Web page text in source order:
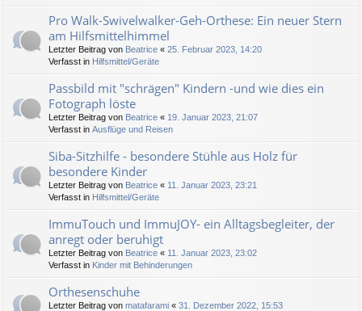
Pro Walk-Swivelwalker-Geh-Orthese: Ein neuer Stern
am Hilfsmittelhimmel
Letzter Beitrag von Beatrice « 25. Februar 2023, 14:20
Verfasst in Hilfsmittel/Geräte
Passbild mit "schrägen" Kindern -und wie dies ein
Fotograph löste
Letzter Beitrag von Beatrice « 19. Januar 2023, 21:07
Verfasst in Ausflüge und Reisen
Siba-Sitzhilfe - besondere Stühle aus Holz für
besondere Kinder
Letzter Beitrag von Beatrice « 11. Januar 2023, 23:21
Verfasst in Hilfsmittel/Geräte
ImmuTouch und ImmuJOY- ein Alltagsbegleiter, der
anregt oder beruhigt
Letzter Beitrag von Beatrice « 11. Januar 2023, 23:02
Verfasst in Kinder mit Behinderungen
Orthesenschuhe
Letzter Beitrag von matafarami « 31. Dezember 2022, 15:53